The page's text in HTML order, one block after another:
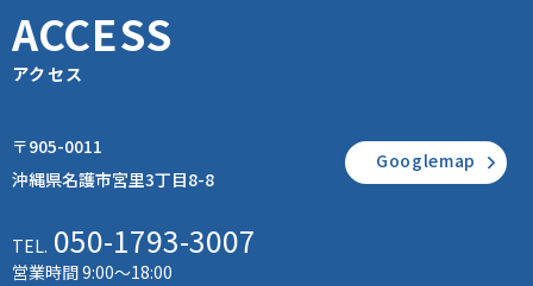
ACCESS
アクセス
〒905-0011
沖縄県名護市宮里3丁目8-8
Googlemap
TEL. 050-1793-3007
営業時間 9:00～18:00